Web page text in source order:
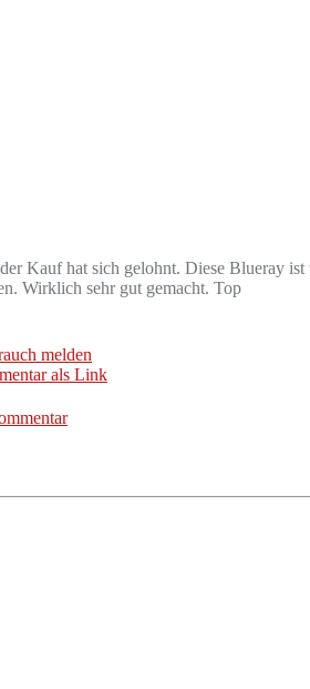
Kauf hat sich gelohnt. Diese Blueray
Wirklich sehr gut gemacht. Top
melden
als Link